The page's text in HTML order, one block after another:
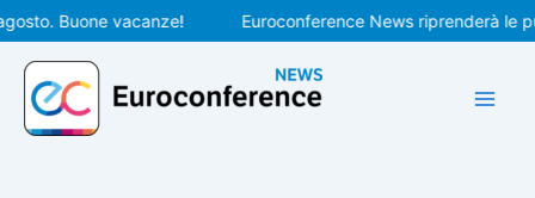
Vai
al
contenuto
Buone vacanze! Euroconference News riprenderà le